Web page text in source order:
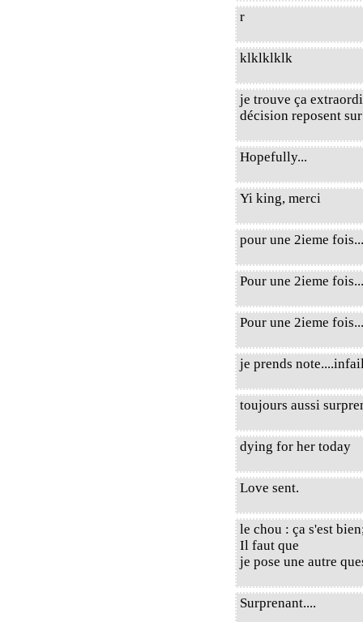
r
klklklklk
je trouve ça
décision reposent
Hopefully...
Yi king, merci
pour une 2ieme
Pour une 2ieme
Pour une 2ieme
je prends
toujours aussi
dying for her today
Love sent.
le chou : ça s'est
Il faut que
je pose une autre
Surprenant....